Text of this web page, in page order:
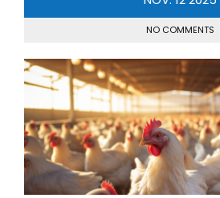
NO COMMENTS